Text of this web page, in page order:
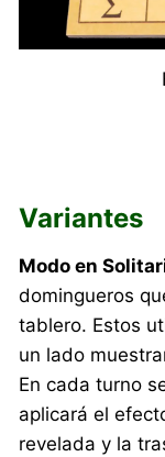
Variantes
Modo en
domingueros
tablero. Estos
un lado
En cada turno
aplicará el
revelada y la